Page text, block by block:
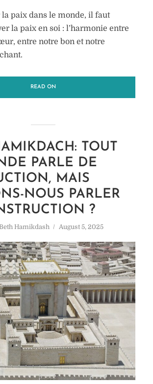
paix dans le monde, il faut
la paix en soi : l’harmonie entre
entre notre bon et notre
READ ON
TOUT
PARLE DE
MAIS
NOUS PARLER
?
Hamikdash August 5, 2025